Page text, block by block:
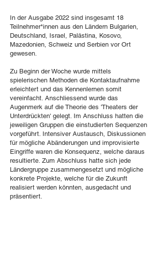
In der Ausgabe 2022 sind insgesamt 18
Teilnehmer*innen aus den Ländern Bulgarien,
Deutschland, Israel, Palästina, Kosovo,
Mazedonien, Schweiz und Serbien vor Ort
gewesen.
Zu Beginn der Woche wurde mittels
spielerischen Methoden die Kontaktaufnahme
erleichtert und das Kennenlernen somit
vereinfacht. Anschliessend wurde das
Augenmerk auf die Theorie des 'Theaters der
Unterdrückten' gelegt. Im Anschluss hatten die
jeweiligen Gruppen die einstudierten Sequenzen
vorgeführt. Intensiver Austausch, Diskussionen
für mögliche Abänderungen und improvisierte
Eingriffe waren die Konsequenz, welche daraus
resultierte. Zum Abschluss hatte sich jede
Ländergruppe zusammengesetzt und mögliche
konkrete Projekte, welche für die Zukunft
realisiert werden könnten, ausgedacht und
präsentiert.